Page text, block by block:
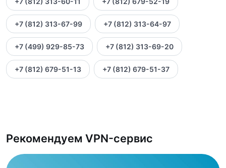
+7 (812) 313-67-99 +7 (812) 313-64-97
+7 (499) 929-85-73 +7 (812) 313-69-20
+7 (812) 679-51-13 +7 (812) 679-51-37
Рекомендуем VPN-сервис